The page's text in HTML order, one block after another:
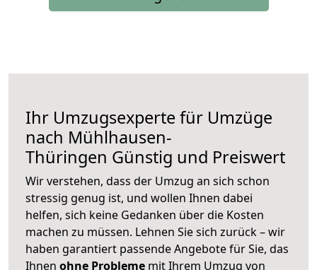
Ihr Umzugsexperte für Umzüge
nach Mühlhausen-
Thüringen Günstig und Preiswert
Wir verstehen, dass der Umzug an sich schon
stressig genug ist, und wollen Ihnen dabei
helfen, sich keine Gedanken über die Kosten
machen zu müssen. Lehnen Sie sich zurück – wir
haben garantiert passende Angebote für Sie, das
Ihnen ohne Probleme mit Ihrem Umzug von